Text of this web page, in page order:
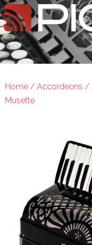
Home / Accordeons /
Musette